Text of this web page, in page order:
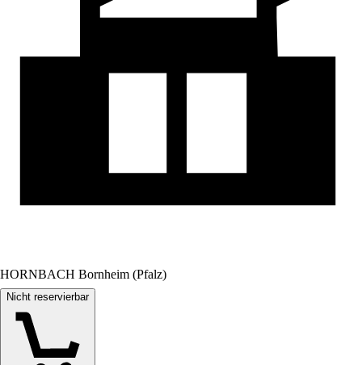
HORNBACH Bornheim (Pfalz)
Nicht reservierbar